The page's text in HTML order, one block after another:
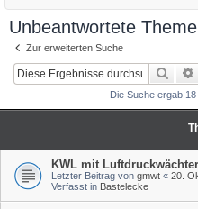
Unbeantwortete
Zur erweiterten Suche
Suche
Die Suche ergab
KWL mit
Letzter Beitrag von gmwt « 20.
Verfasst in Bastelecke